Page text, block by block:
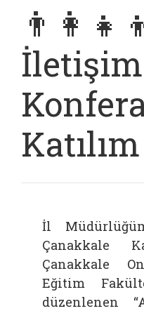
İletişim
İl
Çanakkale
Çanakkale
Eğitim
düzenlenen